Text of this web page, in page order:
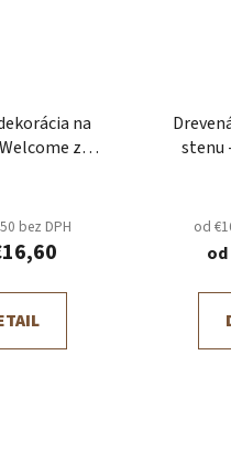
na
z
bez DPH
stenu
od
od